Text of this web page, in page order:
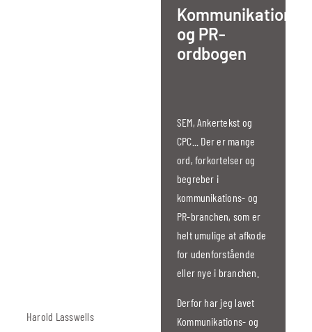
Harold Lasswells
Kommunikations-
og PR-
ordbogen
SEM, Ankertekst og
CPC... Der er mange
ord, forkortelser og
begreber i
kommunikations- og
PR-branchen, som er
helt umulige at afkode
for udenforstående
eller nye i branchen.
Derfor har jeg lavet
Kommunikations- og